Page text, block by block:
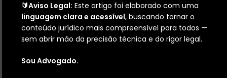
🔰Aviso Legal: Este artigo foi elaborado com uma
linguagem clara e acessível, buscando tornar o
conteúdo jurídico mais compreensível para todos —
sem abrir mão da precisão técnica e do rigor legal.
Sou Advogado.